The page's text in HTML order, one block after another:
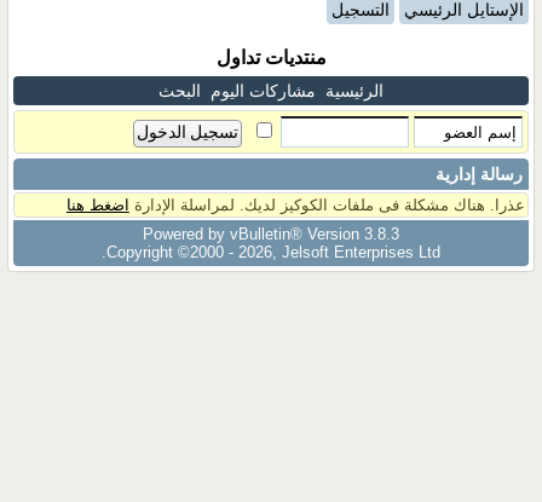
الإستايل الرئيسي التسجيل
منتديات تداول
الرئيسية مشاركات اليوم البحث
رسالة إدارية
عذرا. هناك مشكلة فى ملفات الكوكيز لديك. لمراسلة الإدارة اضغط هنا
Powered by vBulletin® Version 3.8.3
Copyright ©2000 - 2026, Jelsoft Enterprises Ltd.